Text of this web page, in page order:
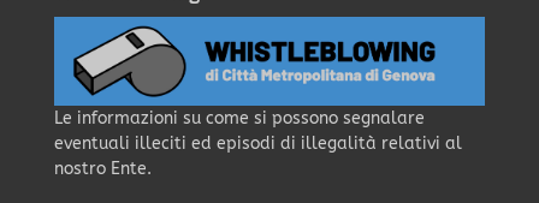
Le informazioni su come si possono segnalare
eventuali illeciti ed episodi di illegalità relativi al
nostro Ente.